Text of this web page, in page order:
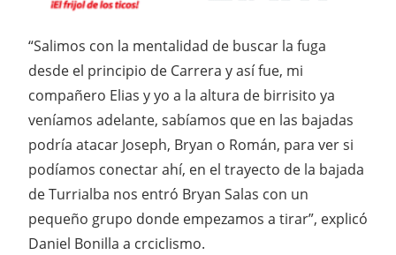
“Salimos con la mentalidad de buscar la fuga
desde el principio de Carrera y así fue, mi
compañero Elias y yo a la altura de birrisito ya
veníamos adelante, sabíamos que en las bajadas
podría atacar Joseph, Bryan o Román, para ver si
podíamos conectar ahí, en el trayecto de la bajada
de Turrialba nos entró Bryan Salas con un
pequeño grupo donde empezamos a tirar”, explicó
Daniel Bonilla a crciclismo.